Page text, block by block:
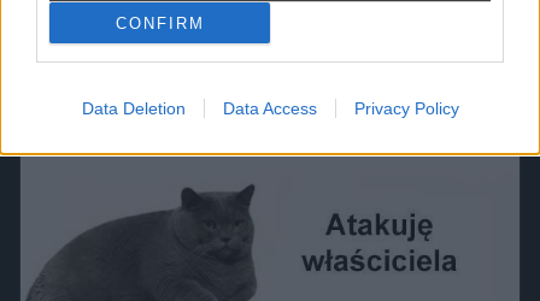
CONFIRM
Data Deletion Data Access Privacy Policy